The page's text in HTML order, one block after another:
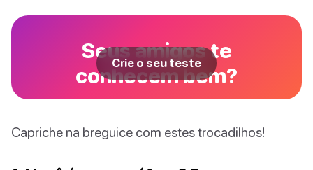
Seus amigos te
conhecem bem?
Crie o seu teste
Capriche na breguice com estes trocadilhos!